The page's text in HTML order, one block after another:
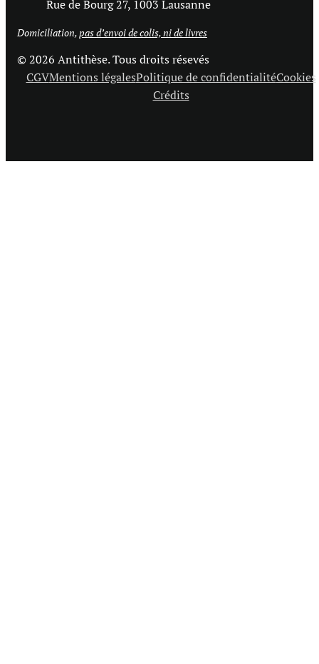
Rue de Bourg 27, 1003 Lausanne
Domiciliation, pas d’envoi de colis, ni de livres
© 2026 Antithèse. Tous droits résevés
CGVMentions légalesPolitique de confidentialitéCookies
Crédits